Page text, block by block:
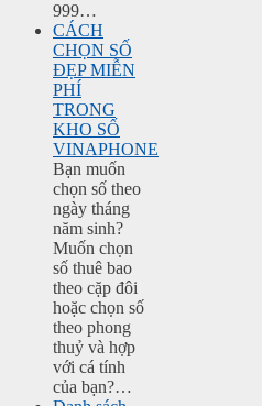
999…
CÁCH
CHỌN SỐ
ĐẸP MIỄN
PHÍ
TRONG
KHO SỐ
VINAPHONE
Bạn muốn
chọn số theo
ngày tháng
năm sinh?
Muốn chọn
số thuê bao
theo cặp đôi
hoặc chọn số
theo phong
thuỷ và hợp
với cá tính
của bạn?…